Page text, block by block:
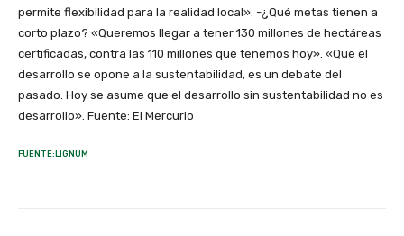
permite flexibilidad para la realidad local». -¿Qué metas tienen a
corto plazo? «Queremos llegar a tener 130 millones de hectáreas
certificadas, contra las 110 millones que tenemos hoy». «Que el
desarrollo se opone a la sustentabilidad, es un debate del
pasado. Hoy se asume que el desarrollo sin sustentabilidad no es
desarrollo». Fuente: El Mercurio
FUENTE:LIGNUM